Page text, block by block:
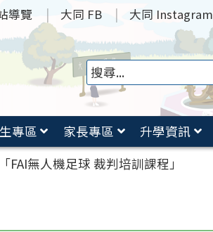
導覽 大同 FB 大同 Instagram
專區 家長專區 升學資訊
無人機足球 裁判培訓課程」